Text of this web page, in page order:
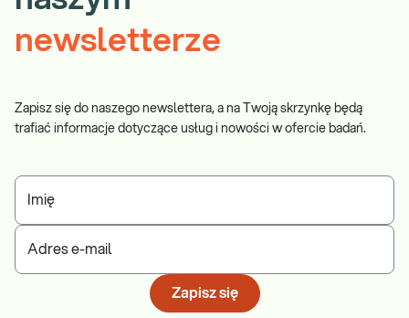
newsletterze
Zapisz się do naszego newslettera, a na Twoją skrzynkę będą
trafiać informacje dotyczące usług i nowości w ofercie badań.
Imię
Adres e-mail
Zapisz się